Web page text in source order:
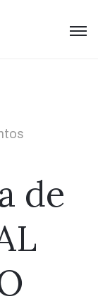
de